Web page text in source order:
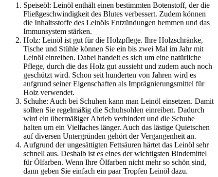
Speiseöl: Leinöl enthält einen bestimmten Botenstoff, der die
Fließgeschwindigkeit des Blutes verbessert. Zudem können
die Inhaltsstoffe des Leinöls Entzündungen hemmen und das
Immunsystem stärken.
Holz: Leinöl ist gut für die Holzpflege. Ihre Holzschränke,
Tische und Stühle können Sie ein bis zwei Mal im Jahr mit
Leinöl einreiben. Dabei handelt es sich um eine natürliche
Pflege, durch die das Holz gut aussieht und zudem auch noch
geschützt wird. Schon seit hunderten von Jahren wird es
aufgrund seiner Eigenschaften als Imprägnierungsmittel für
Holz verwendet.
Schuhe: Auch bei Schuhen kann man Leinöl einsetzen. Damit
sollten Sie regelmäßig die Schuhsohlen einreiben. Dadurch
wird ein übermäßiger Abrieb verhindert und die Schuhe
halten um ein Vielfaches länger. Auch das lästige Quietschen
auf diversen Untergründen gehört der Vergangenheit an.
Aufgrund der ungesättigten Fettsäuren härtet das Leinöl sehr
schnell aus. Deshalb ist es eines der wichtigsten Bindemittel
für Ölfarben. Wenn Ihre Ölfarben nicht mehr so schön sind,
dann geben Sie einfach ein paar Tropfen Leinöl dazu.